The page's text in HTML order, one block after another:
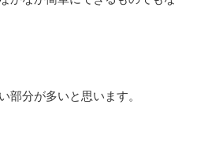
部分が多いと思います。